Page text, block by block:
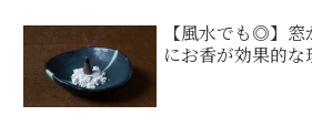
【風水でも◎】
にお香が効果的